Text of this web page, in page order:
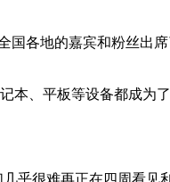
各地的嘉宾和粉丝出
、平板等设备都成为
很难再正在四周看见